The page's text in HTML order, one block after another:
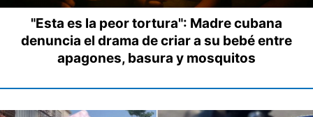
"Esta es la peor tortura": Madre cubana
denuncia el drama de criar a su bebé entre
apagones, basura y mosquitos